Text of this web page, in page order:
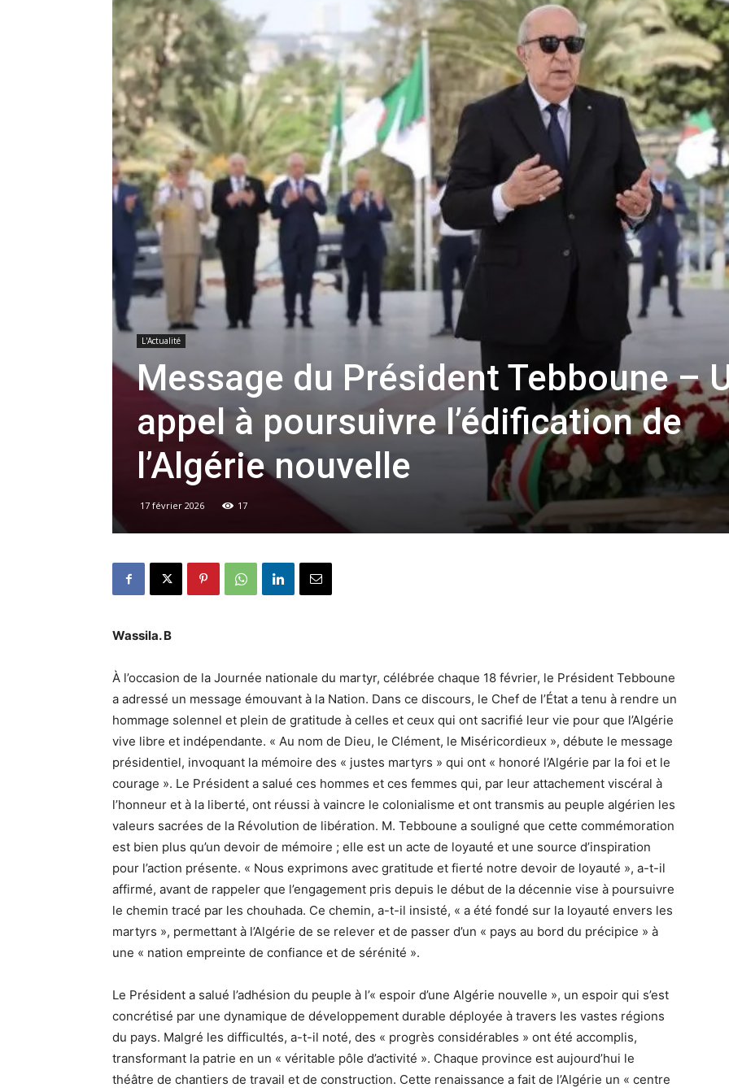
L'Actualité
Message du Président Tebboune –
appel à poursuivre l’édification de
l’Algérie nouvelle
17 février 2026 17
Wassila. B
À l’occasion de la Journée nationale du martyr, célébrée chaque 18 février, le Président Tebboune
a adressé un message émouvant à la Nation. Dans ce discours, le Chef de l’État a tenu à rendre un
hommage solennel et plein de gratitude à celles et ceux qui ont sacrifié leur vie pour que l’Algérie
vive libre et indépendante. « Au nom de Dieu, le Clément, le Miséricordieux », débute le message
présidentiel, invoquant la mémoire des « justes martyrs » qui ont « honoré l’Algérie par la foi et le
courage ». Le Président a salué ces hommes et ces femmes qui, par leur attachement viscéral à
l’honneur et à la liberté, ont réussi à vaincre le colonialisme et ont transmis au peuple algérien les
valeurs sacrées de la Révolution de libération. M. Tebboune a souligné que cette commémoration
est bien plus qu’un devoir de mémoire ; elle est un acte de loyauté et une source d’inspiration
pour l’action présente. « Nous exprimons avec gratitude et fierté notre devoir de loyauté », a-t-il
affirmé, avant de rappeler que l’engagement pris depuis le début de la décennie vise à poursuivre
le chemin tracé par les chouhada. Ce chemin, a-t-il insisté, « a été fondé sur la loyauté envers les
martyrs », permettant à l’Algérie de se relever et de passer d’un « pays au bord du précipice » à
une « nation empreinte de confiance et de sérénité ».
Le Président a salué l’adhésion du peuple à l’« espoir d’une Algérie nouvelle », un espoir qui s’est
concrétisé par une dynamique de développement durable déployée à travers les vastes régions
du pays. Malgré les difficultés, a-t-il noté, des « progrès considérables » ont été accomplis,
transformant la patrie en un « véritable pôle d’activité ». Chaque province est aujourd’hui le
théâtre de chantiers de travail et de construction. Cette renaissance a fait de l’Algérie un « centre